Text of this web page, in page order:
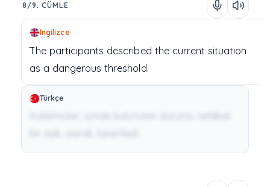
8/9. CÜMLE
İngilizce
The participants described the current situation
as a dangerous threshold.
Türkçe
bir eşik olarak tanımladı.